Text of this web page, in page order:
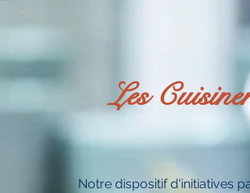
Les
Notre dispositif d'initiatives